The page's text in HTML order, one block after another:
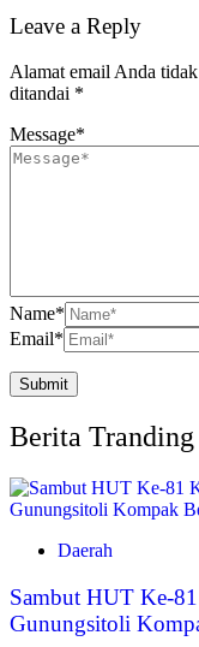
Leave a Reply
Alamat email Anda
ditandai *
Message*
Name*
Email*
Berita Tranding
Daerah
Sambut HUT Ke-
Gunungsitoli